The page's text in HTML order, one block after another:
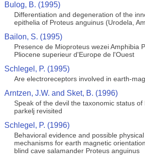
Bulog, B. (1995)
Differentiation and degeneration of the
epithelia of Proteus anguinus (Urodela,
Bailon, S. (1995)
Presence de Mioproteus wezei Amphibia
Pliocene superieur d'Europe de l'Ouest
Schlegel, P. (1995)
Are electroreceptors involved in earth-
Arntzen, J.W. and Sket, B. (1996)
Speak of the devil the taxonomic status
parkelj revisited
Schlegel, P. (1996)
Behavioral evidence and possible
mechanisms for earth magnetic
blind cave salamander Proteus anguinus